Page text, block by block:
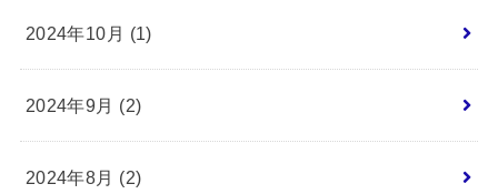
2024年10月 (1)
2024年9月 (2)
2024年8月 (2)